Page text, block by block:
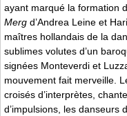
ayant marqué la formation
Merg d’Andrea Leine et
maîtres hollandais de la
sublimes volutes d’un
signées Monteverdi et
mouvement fait merveille.
croisés d’interprètes,
d’impulsions, les danseurs